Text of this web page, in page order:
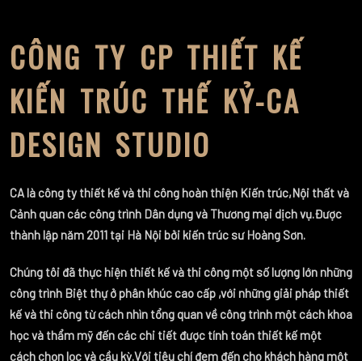
CÔNG TY CP THIẾT KẾ
KIẾN TRÚC THẾ KỶ-CA
DESIGN STUDIO
CA là công ty thiết kế và thi công hoàn thiện Kiến trúc,Nội thất và
Cảnh quan các công trình Dân dụng và Thương mại dịch vụ.Được
thành lập năm 2011 tại Hà Nội bởi kiến trúc sư Hoàng Sơn.
Chúng tôi đã thực hiện thiết kế và thi công một số lượng lớn những
công trình Biệt thự ở phân khúc cao cấp ,với những giải pháp thiết
kế và thi công từ cách nhìn tổng quan về công trình một cách khoa
học và thẩm mỹ đến các chi tiết được tính toán thiết kế một
cách chọn lọc và cầu kỳ.Với tiêu chí đem đến cho khách hàng một